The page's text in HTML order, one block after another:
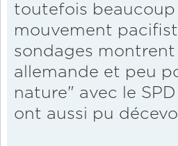
toutefois
mouvement
sondages
allemande et peu
nature" avec le
ont aussi pu